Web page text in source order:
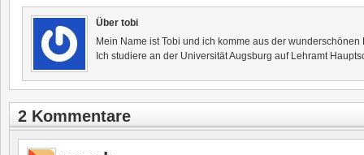
Über tobi
Mein Name ist Tobi und ich komme aus der
Ich studiere an der Universität Augsburg auf Lehramt
2 Kommentare